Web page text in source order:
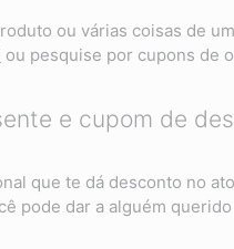
ou várias coisas de
ou pesquise por cupons de
e cupom de
que te dá desconto no
pode dar a alguém